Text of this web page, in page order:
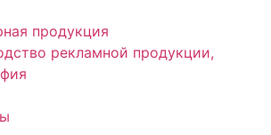
продукция
рекламной продукции,